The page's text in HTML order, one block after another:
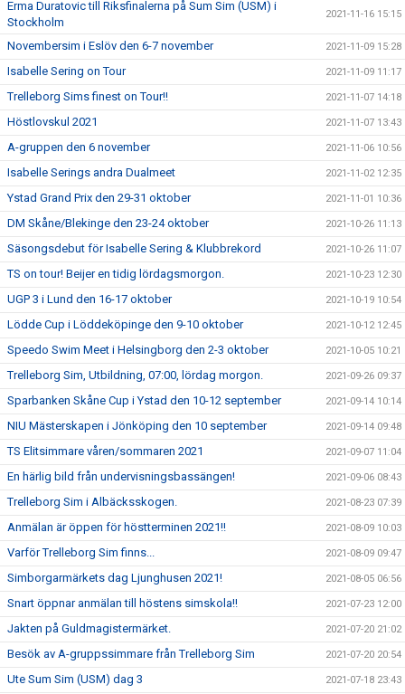
Erma Duratovic till Riksfinalerna på Sum Sim (USM) i
Stockholm
2021-11-16 15:15
Novembersim i Eslöv den 6-7 november 2021-11-09 15:28
Isabelle Sering on Tour 2021-11-09 11:17
Trelleborg Sims finest on Tour!! 2021-11-07 14:18
Höstlovskul 2021 2021-11-07 13:43
A-gruppen den 6 november 2021-11-06 10:56
Isabelle Serings andra Dualmeet 2021-11-02 12:35
Ystad Grand Prix den 29-31 oktober 2021-11-01 10:36
DM Skåne/Blekinge den 23-24 oktober 2021-10-26 11:13
Säsongsdebut för Isabelle Sering & Klubbrekord 2021-10-26 11:07
TS on tour! Beijer en tidig lördagsmorgon. 2021-10-23 12:30
UGP 3 i Lund den 16-17 oktober 2021-10-19 10:54
Lödde Cup i Löddeköpinge den 9-10 oktober 2021-10-12 12:45
Speedo Swim Meet i Helsingborg den 2-3 oktober 2021-10-05 10:21
Trelleborg Sim, Utbildning, 07:00, lördag morgon. 2021-09-26 09:37
Sparbanken Skåne Cup i Ystad den 10-12 september 2021-09-14 10:14
NIU Mästerskapen i Jönköping den 10 september 2021-09-14 09:48
TS Elitsimmare våren/sommaren 2021 2021-09-07 11:04
En härlig bild från undervisningsbassängen! 2021-09-06 08:43
Trelleborg Sim i Albäcksskogen. 2021-08-23 07:39
Anmälan är öppen för höstterminen 2021!! 2021-08-09 10:03
Varför Trelleborg Sim finns... 2021-08-09 09:47
Simborgarmärkets dag Ljunghusen 2021! 2021-08-05 06:56
Snart öppnar anmälan till höstens simskola!! 2021-07-23 12:00
Jakten på Guldmagistermärket. 2021-07-20 21:02
Besök av A-gruppssimmare från Trelleborg Sim 2021-07-20 20:54
Ute Sum Sim (USM) dag 3 2021-07-18 23:43